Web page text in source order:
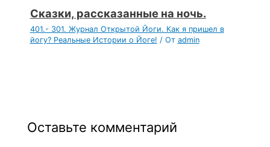
Сказки, рассказанные на ночь.
401.- 301. Журнал Открытой Йоги. Как я пришел в
йогу? Реальные Истории о Йоге! / От admin
Оставьте комментарий